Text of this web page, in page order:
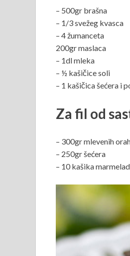
– 500gr brašna
– 1/3 svežeg kvasca
– 4 žumanceta
200gr maslaca
– 1dl mleka
– ½ kašičice soli
– 1 kašičica šećera i
Za fil od
– 300gr mlevenih
– 250gr šećera
– 10 kašika